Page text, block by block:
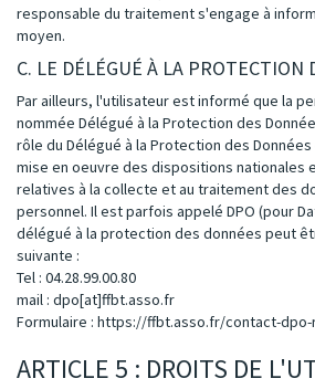
responsable du traitement s'engage à
moyen.
C. LE DÉLÉGUÉ À LA PROTECTION
Par ailleurs, l'utilisateur est informé que la
nommée Délégué à la Protection des
rôle du Délégué à la Protection des
mise en oeuvre des dispositions nationales
relatives à la collecte et au traitement des
personnel. Il est parfois appelé DPO (pour
délégué à la protection des données peut
suivante :
Tel : 04.28.99.00.80
mail : dpo[at]ffbt.asso.fr
Formulaire : https://ffbt.asso.fr/contact-dpo-
ARTICLE 5 : DROITS DE